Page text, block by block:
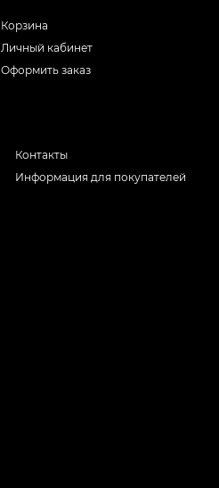
Корзина
Личный кабинет
Оформить заказ
Контакты
Информация для покупателей